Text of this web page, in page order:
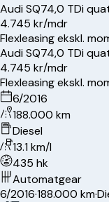
AudiSQ74,0 TDi
4.745 kr/mdr
Flexleasing ekskl.
AudiSQ74,0 TDi
4.745 kr/mdr
Flexleasing ekskl.
6/2016
188.000 km
Diesel
13.1 km/l
435 hk
Automatgear
6/2016·188.000 km·